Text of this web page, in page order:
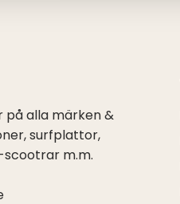
alla märken &
surfplattor,
scootrar m.m.